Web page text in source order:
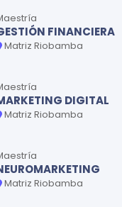
FINANCIERA
Matriz Riobamba
DIGITAL
Matriz Riobamba
Matriz Riobamba